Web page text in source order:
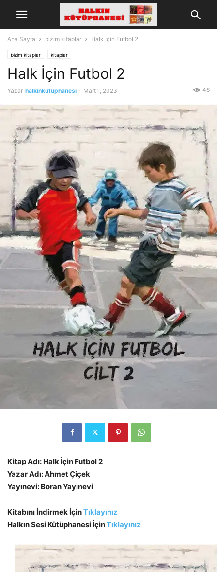
Ana Sayfa bizim kitaplar Halk İçin Futbol 2
bizim kitaplar kitaplar
Halk İçin Futbol 2
Yazar halkinkutuphanesi - Mart 1, 2023 46
Kitap Adı: Halk İçin Futbol 2
Yazar Adı: Ahmet Çiçek
Yayınevi: Boran Yayınevi
Kitabını İndirmek İçinTıklayınız
Halkın Sesi Kütüphanesi İçinTıklayınız